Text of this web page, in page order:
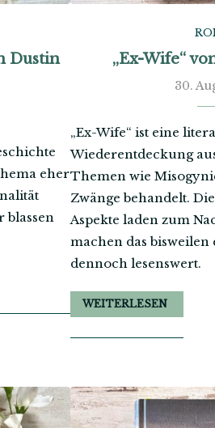
Dustin
eher
blassen
„Ex-Wife“
30.
„Ex-Wife“ ist eine
Wiederentdeckung
Themen wie
Zwänge behandelt.
Aspekte laden zum
machen das bisweilen
dennoch lesenswert.
WEITERLESEN